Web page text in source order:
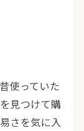
使っていた
見つけて購
さを気に入